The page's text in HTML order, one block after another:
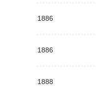
1886
1886
1888